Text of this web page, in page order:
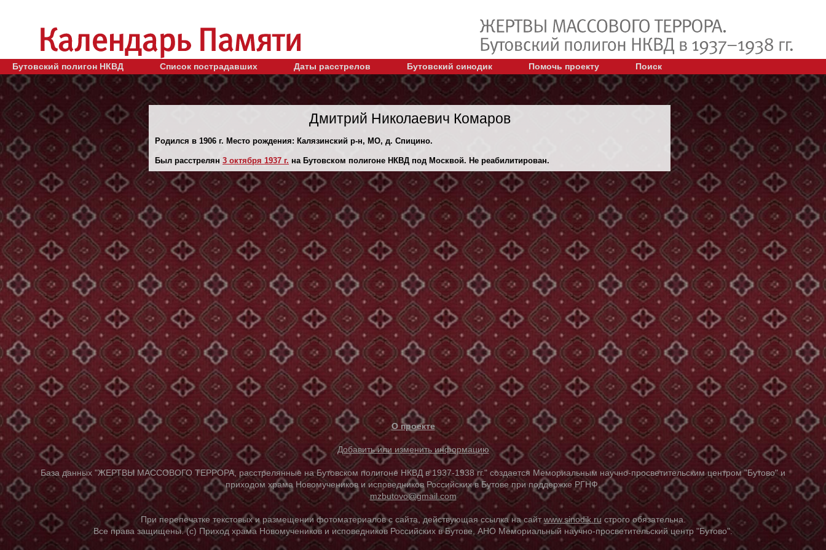
Бутовский полигон НКВД Список пострадавших Даты расстрелов Бутовский синодик Помочь проекту Поиск
Дмитрий Николаевич Комаров
Родился в 1906 г. Место рождения: Калязинский р-н, МО, д. Спицино.
Был расстрелян 3 октября 1937 г. на Бутовском полигоне НКВД под Москвой. Не реабилитирован.
О проекте
Добавить или изменить информацию
База данных "ЖЕРТВЫ МАССОВОГО ТЕРРОРА, расстрелянные на Бутовском полигоне НКВД в 1937-1938 гг." создается Мемориальным научно-просветительским центром "Бутово" и
приходом храма Новомучеников и исповедников Российских в Бутове при поддержке РГНФ.
mzbutovo@gmail.com
При перепечатке текстовых и размещении фотоматериалов с сайта, действующая ссылка на сайтwww.sinodik.ru строго обязательна.
Все права защищены. (с) Приход храма Новомучеников и исповедников Российских в Бутове, АНО Мемориальный научно-просветительский центр "Бутово".